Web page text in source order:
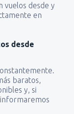
vuelos desde y
en
desde
baratos,
y, si